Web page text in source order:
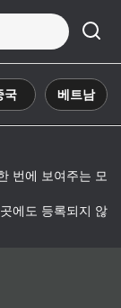
국 베트남
번에 보여주는 모
에도 등록되지 않